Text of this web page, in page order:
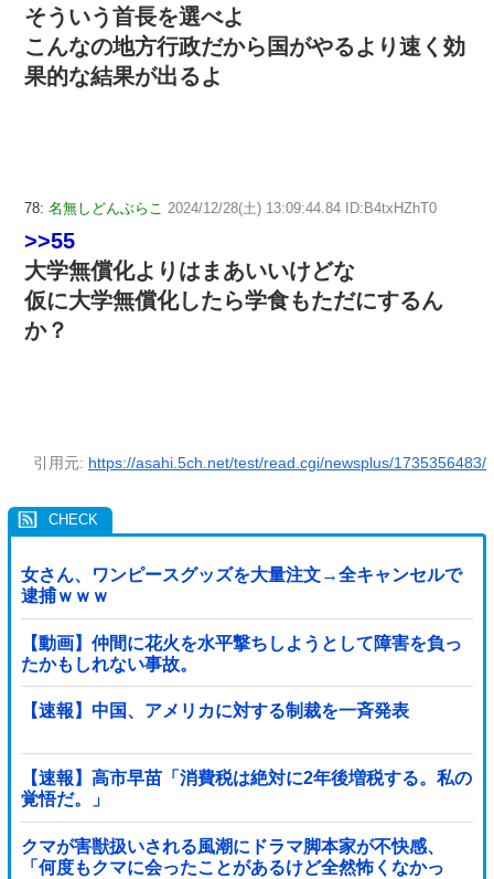
そういう首長を選べよ
こんなの地方行政だから国がやるより速く効
果的な結果が出るよ
78: 名無しどんぶらこ 2024/12/28(土) 13:09:44.84 ID:B4txHZhT0
>>55
大学無償化よりはまあいいけどな
仮に大学無償化したら学食もただにするん
か？
引用元: https://asahi.5ch.net/test/read.cgi/newsplus/1735356483/
女さん、ワンピースグッズを大量注文→全キャンセルで
逮捕ｗｗｗ
【動画】仲間に花火を水平撃ちしようとして障害を負っ
たかもしれない事故。
【速報】中国、アメリカに対する制裁を一斉発表
【速報】高市早苗「消費税は絶対に2年後増税する。私の
覚悟だ。」
クマが害獣扱いされる風潮にドラマ脚本家が不快感、
「何度もクマに会ったことがあるけど全然怖くなかっ